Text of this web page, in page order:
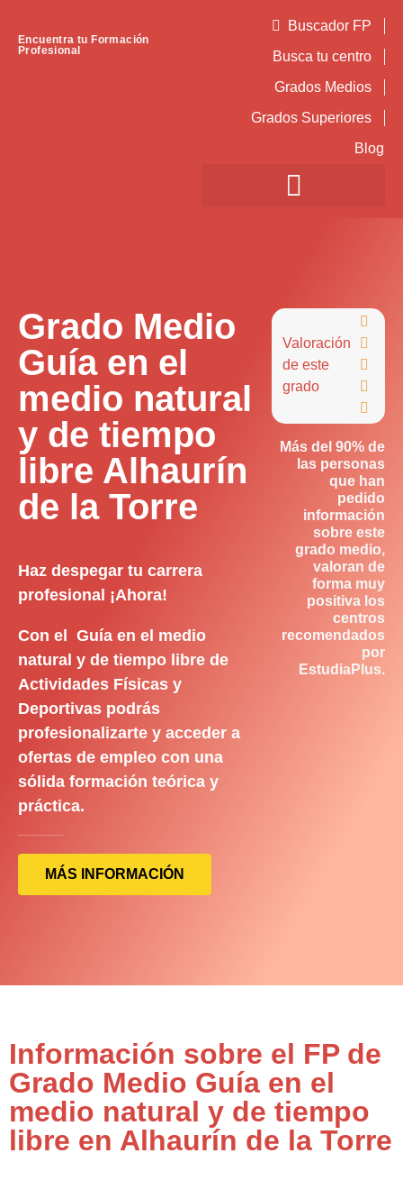
Encuentra tu Formación
Profesional
Buscador FP
Busca tu centro
Grados Medios
Grados Superiores
Blog
Grado Medio
Guía en el
medio natural
y de tiempo
libre Alhaurín
de la Torre
Haz despegar tu carrera
profesional ¡Ahora!
Con el Guía en el medio
natural y de tiempo libre de
Actividades Físicas y
Deportivas podrás
profesionalizarte y acceder a
ofertas de empleo con una
sólida formación teórica y
práctica.
MÁS INFORMACIÓN
Valoración
de este
grado





Más del 90% de
las personas
que han
pedido
información
sobre este
grado medio,
valoran de
forma muy
positiva los
centros
recomendados
por
EstudiaPlus.
Información sobre el FP de
Grado Medio Guía en el
medio natural y de tiempo
libre en Alhaurín de la Torre